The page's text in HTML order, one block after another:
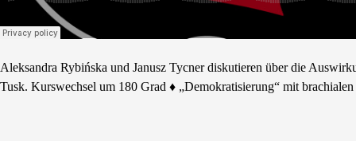
Aleksandra Rybińska und Janusz Tycner diskutieren über die
Tusk. Kurswechsel um 180 Grad ♦ „Demokratisierung“ mit